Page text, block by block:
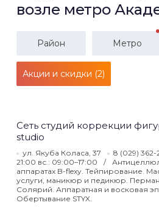
возле метро
Район Метро
Акции и скидки (2)
Сеть студий коррекции
studio
ул. Якуба Коласа, 37 8 (029) 362-
21:00 вс.: 09:00–17:00
аппаратах B-flexy. Тейпирование.
услуги, маникюр и педикюр.
Солярий. Аппаратная и восковая
Обертывание STYX.